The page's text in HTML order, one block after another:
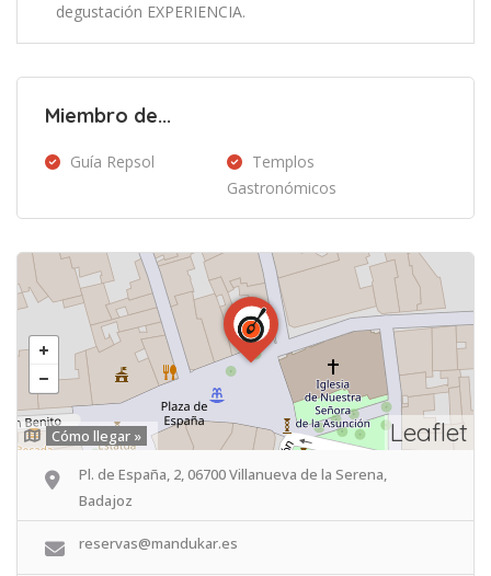
degustación EXPERIENCIA.
Miembro de...
Guía Repsol
Templos
Gastronómicos
Leaflet
Cómo llegar »
Pl. de España, 2, 06700 Villanueva de la Serena,
Badajoz
reservas@mandukar.es